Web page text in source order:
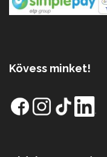
Kövess minket!